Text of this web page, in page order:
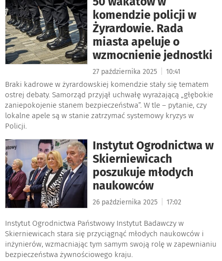
komendzie policji w
Żyrardowie. Rada
miasta apeluje o
wzmocnienie jednostki
27 października 2025 10:41
Braki kadrowe w żyrardowskiej komendzie stały się tematem
ostrej debaty. Samorząd przyjął uchwałę wyrażającą „głębokie
zaniepokojenie stanem bezpieczeństwa”. W tle – pytanie, czy
lokalne apele są w stanie zatrzymać systemowy kryzys w
Policji.
Instytut Ogrodnictwa w
Skierniewicach
poszukuje młodych
naukowców
26 października 2025 17:02
Instytut Ogrodnictwa Państwowy Instytut Badawczy w
Skierniewicach stara się przyciągnąć młodych naukowców i
inżynierów, wzmacniając tym samym swoją rolę w zapewnianiu
bezpieczeństwa żywnościowego kraju.